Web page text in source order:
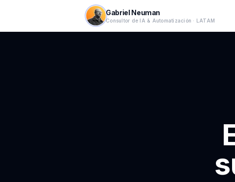
Gabriel Neuman
Consultor de IA & Automatización · LATAM